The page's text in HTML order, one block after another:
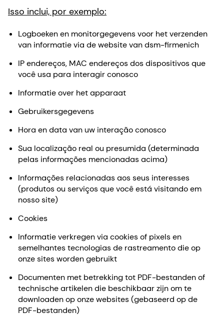
Isso inclui, por exemplo:
Logboeken en monitorgegevens voor het verzenden
van informatie via de website van dsm-firmenich
IP endereços, MAC endereços dos dispositivos que
você usa para interagir conosco
Informatie over het apparaat
Gebruikersgegevens
Hora en data van uw interação conosco
Sua localização real ou presumida (determinada
pelas informações mencionadas acima)
Informações relacionadas aos seus interesses
(produtos ou serviços que você está visitando em
nosso site)
Cookies
Informatie verkregen via cookies of pixels en
semelhantes tecnologias de rastreamento die op
onze sites worden gebruikt
Documenten met betrekking tot PDF-bestanden of
technische artikelen die beschikbaar zijn om te
downloaden op onze websites (gebaseerd op de
PDF-bestanden)